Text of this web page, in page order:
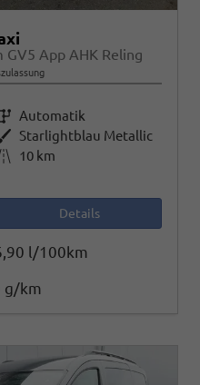
GV5 App AHK Reling
Getriebe Automatik
Außenfarbe Starlightblau Metallic
Kilometerstand
10 km
Details
l/100km
g/km